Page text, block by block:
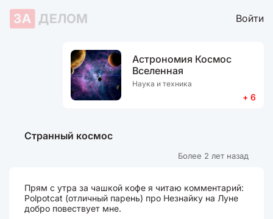
ЗА ДЕЛОМ Войти
Астрономия Космос
Вселенная
Наука и техника
+ 6
Странный космос
Более 2 лет назад
Прям с утра за чашкой кофе я читаю комментарий:
Polpotcat (отличный парень) про Незнайку на Луне
добро повествует мне.